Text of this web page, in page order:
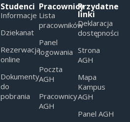
Studenci
Informacje
Dziekanat
Rezerwacja
online
Dokumenty
do
pobrania
Pracownicy
Lista
pracowników
Panel
logowania
Poczta
AGH
Pracownicy
AGH
Przydatne
linki
Deklaracja
dostępności
Strona
AGH
Mapa
Kampus
AGH
Panel AGH